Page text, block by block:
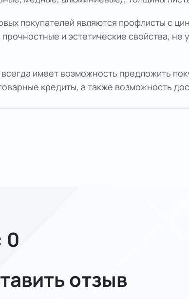
покупателей являются профлисты с
и эстетические свойства,
всегда имеет возможность предложить
кредиты, а также возможность
0
отзыв